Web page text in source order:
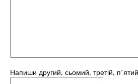
Напиши другий, сьомий, третій,